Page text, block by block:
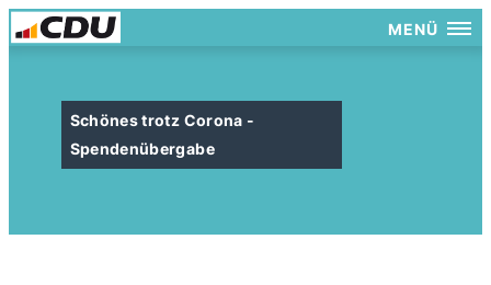
MENÜ
Schönes trotz Corona -
Spendenübergabe